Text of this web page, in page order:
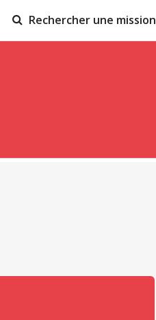
Rechercher une mission